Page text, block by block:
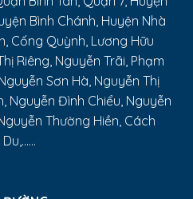
Bình Chánh, Huyện Nhà
Cống Quỳnh, Lương Hữu
Riêng, Nguyễn Trãi, Phạm
Sơn Hà, Nguyễn Thị
Nguyễn Đình Chiểu, Nguyễn
Thường Hiền, Cách